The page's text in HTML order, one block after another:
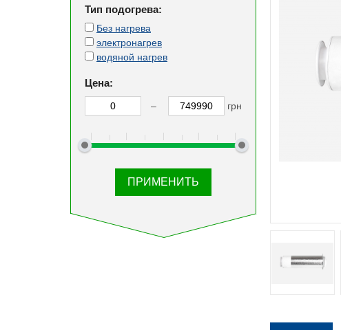
Тип подогрева:
Без нагрева
электронагрев
водяной нагрев
Цена:
– грн